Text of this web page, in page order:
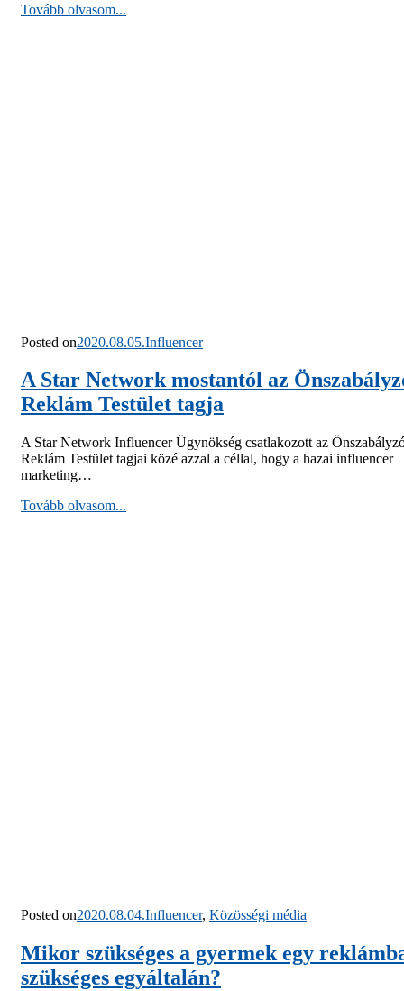
Tovább olvasom...
Posted on2020.08.05.Influencer
A Star Network mostantól az
Reklám Testület tagja
A Star Network Influencer Ügynökség csatlakozott az
Reklám Testület tagjai közé azzal a céllal, hogy a hazai influencer
marketing…
Tovább olvasom...
Posted on2020.08.04.Influencer, Közösségi média
Mikor szükséges a gyermek egy
szükséges egyáltalán?